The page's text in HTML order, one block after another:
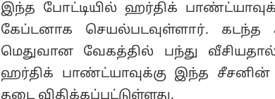
இந்த போட்டியில் ஹர்திக்
கேப்டனாக செயல்படவுள்ளார். கடந்த
மெதுவான வேகத்தில் பந்து
ஹர்திக் பாண்ட்யாவுக்கு இந்த சீசனின்